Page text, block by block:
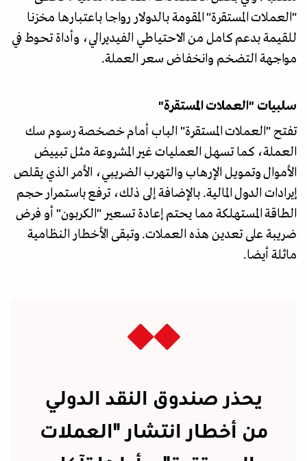
"العملات المستقرة" المقومة بالدولار رواجا باعتبارها مخزنا
للقيمة بدعم كامل من الاحتياطي الفيديرالي، وأداة تحوط في
مواجهة التضخم وانخفاض سعر العملة.
سلبيات "العملات المستقرة"
تفتح "العملات المستقرة" الباب أمام خصخصة رسوم سك
العملة، كما تسهل العمليات غير المشروعة مثل تبييض
الأموال وتمويل الإرهاب والتهرب الضريبي، الأمر الذي يقلص
إيرادات الدول المالية. بالإضافة إلى ذلك، ترفع باستمرار حجم
الطاقة المستهلكة مما يحتم إعادة تسعير "الكربون" أو فرض
ضريبة على تعدين هذه العملات. وتبقى الأخطار النظامية
ماثلة أيضا.
يحذر صندوق النقد الدولي
من أخطار انتشار "العملات